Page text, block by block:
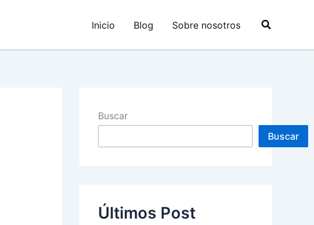
Inicio Blog Sobre nosotros Buscar
Buscar
Buscar
Últimos Post